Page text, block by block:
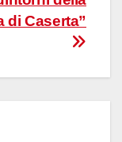
di Caserta”